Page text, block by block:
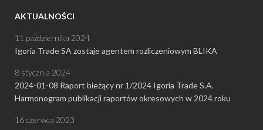
AKTUALNOŚCI
Igoria Trade SA zostaje agentem rozliczeniowym BLIKA
11 października 2024
2024-01-08 Raport bieżący nr 1/2024 Igoria Trade S.A.
Harmonogram publikacji raportów okresowych w 2024 roku
8 stycznia 2024
16 czerwca 2023